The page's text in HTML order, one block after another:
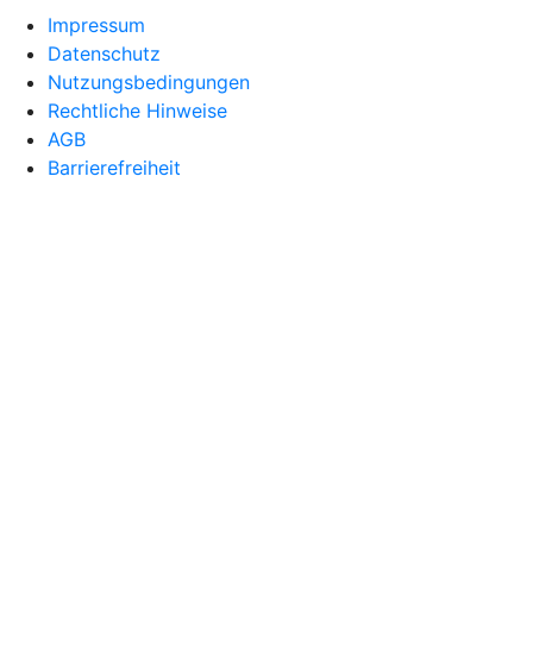
Impressum
Datenschutz
Nutzungsbedingungen
Rechtliche Hinweise
AGB
Barrierefreiheit